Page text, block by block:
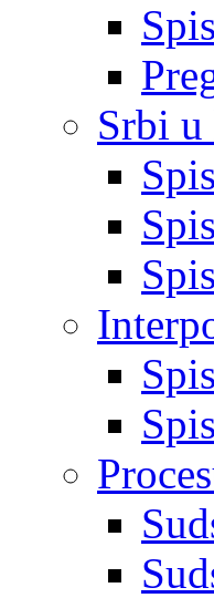
Srbi